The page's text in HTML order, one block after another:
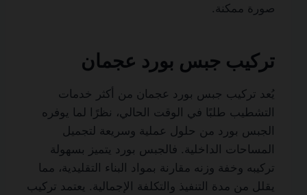
صورة ممكنة.
تركيب جبس بورد عجمان
يُعد تركيب جبس بورد عجمان من أكثر خدمات
التشطيب طلبًا في الوقت الحالي، نظرًا لما يوفره
الجبس بورد من حلول عملية وسريعة لتجميل
المساحات الداخلية. فالجبس بورد يتميز بسهولة
تركيبه وخفة وزنه مقارنة بمواد البناء التقليدية، مما
يقلل من مدة التنفيذ والتكلفة الإجمالية. يعتمد تركيب